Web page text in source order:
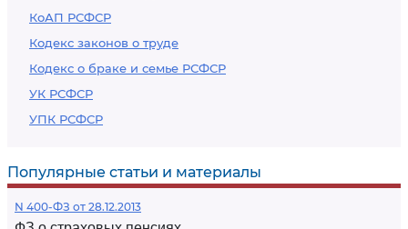
КоАП РСФСР
Кодекс законов о труде
Кодекс о браке и семье РСФСР
УК РСФСР
УПК РСФСР
Популярные статьи и материалы
N 400-ФЗ от 28.12.2013